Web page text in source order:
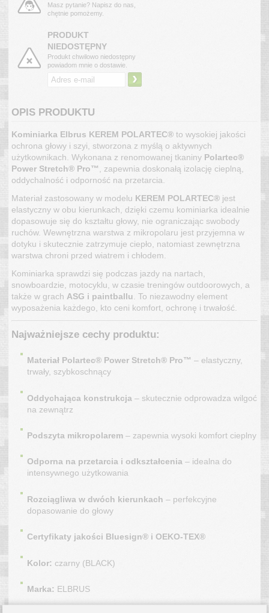
Masz pytanie? Napisz do nas,
chętnie pomożemy.
PRODUKT
NIEDOSTĘPNY
Produkt chwilowo niedostępny
powiadom mnie o dostawie.
›
OPIS PRODUKTU
Kominiarka Elbrus KEREM POLARTEC® to wysokiej jakości
ochrona głowy i szyi, stworzona z myślą o aktywnych
użytkownikach. Wykonana z renomowanej tkaniny Polartec®
Power Stretch® Pro™
, zapewnia doskonałą izolację cieplną,
oddychalność i odporność na przetarcia.
Materiał zastosowany w modelu KEREM POLARTEC® jest
elastyczny w obu kierunkach, dzięki czemu kominiarka idealnie
dopasowuje się do kształtu głowy, nie ograniczając swobody
ruchów. Wewnętrzna warstwa z mikropolaru jest przyjemna w
dotyku i skutecznie zatrzymuje ciepło, natomiast zewnętrzna
warstwa chroni przed wiatrem i chłodem.
Kominiarka sprawdzi się podczas jazdy na nartach,
snowboardzie, motocyklu, w czasie treningów outdoorowych, a
także w grach ASG i paintballu . To niezawodny element
wyposażenia każdego, kto ceni komfort, ochronę i trwałość.
Najważniejsze cechy produktu:
Materiał Polartec® Power Stretch® Pro™ – elastyczny,
trwały, szybkoschnący
Oddychająca konstrukcja – skutecznie odprowadza wilgoć
na zewnątrz
Podszyta mikropolarem – zapewnia wysoki komfort cieplny
Odporna na przetarcia i odkształcenia – idealna do
intensywnego użytkowania
Rozciągliwa w dwóch kierunkach – perfekcyjne
dopasowanie do głowy
Certyfikaty jakości Bluesign® i OEKO-TEX®
Kolor: czarny (BLACK)
Marka: ELBRUS